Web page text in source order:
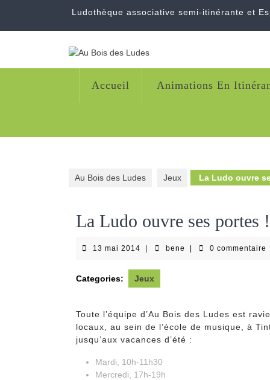
content
Ludothèque associative semi-itinérante et
Accueil Animations En
Au Bois des Ludes Jeux La Ludo ouvre
La Ludo ouvre ses portes !
13 mai 2014 13
2014
| bene bene
| 0 commentaire
Categories: Jeux
Toute l’équipe d’Au Bois des Ludes est
locaux, au sein de l’école de musique, à
jusqu’aux vacances d’été :
Mardi, 10h-11h30
Mercredi, 17h-19h